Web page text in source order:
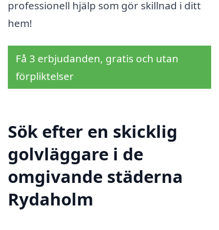
professionell hjälp som gör skillnad i ditt
hem!
Få 3 erbjudanden, gratis och utan
förpliktelser
Sök efter en skicklig
golvläggare i de
omgivande städerna
Rydaholm